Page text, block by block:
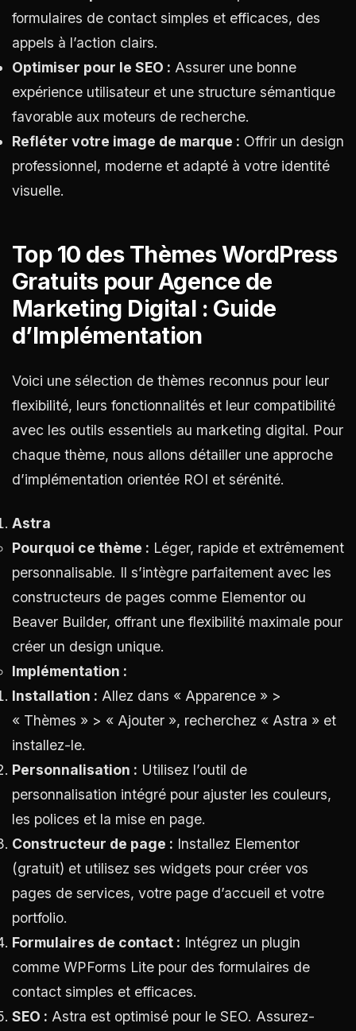
formulaires de contact simples et efficaces, des
appels à l’action clairs.
Optimiser pour le SEO : Assurer une bonne
expérience utilisateur et une structure sémantique
favorable aux moteurs de recherche.
Refléter votre image de marque : Offrir un design
professionnel, moderne et adapté à votre identité
visuelle.
Top 10 des Thèmes WordPress
Gratuits pour Agence de
Marketing Digital : Guide
d’Implémentation
Voici une sélection de thèmes reconnus pour leur
flexibilité, leurs fonctionnalités et leur compatibilité
avec les outils essentiels au marketing digital. Pour
chaque thème, nous allons détailler une approche
d’implémentation orientée ROI et sérénité.
Astra
Pourquoi ce thème : Léger, rapide et extrêmement
personnalisable. Il s’intègre parfaitement avec les
constructeurs de pages comme Elementor ou
Beaver Builder, offrant une flexibilité maximale pour
créer un design unique.
Implémentation :
Installation : Allez dans « Apparence » >
« Thèmes » > « Ajouter », recherchez « Astra » et
installez-le.
Personnalisation : Utilisez l’outil de
personnalisation intégré pour ajuster les couleurs,
les polices et la mise en page.
Constructeur de page : Installez Elementor
(gratuit) et utilisez ses widgets pour créer vos
pages de services, votre page d’accueil et votre
portfolio.
Formulaires de contact : Intégrez un plugin
comme WPForms Lite pour des formulaires de
contact simples et efficaces.
SEO : Astra est optimisé pour le SEO. Assurez-